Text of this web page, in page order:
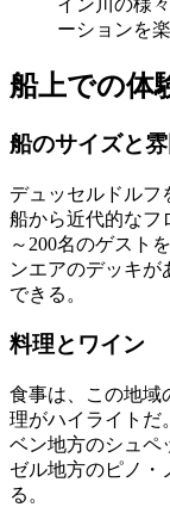
イン川の様
ーションを楽
船上での体
船のサイズと
デュッセルドルフ
船から近代的なフ
～200名のゲスト
ンエアのデッキが
できる。
料理とワイン
食事は、この地域
理がハイライトだ
ベン地方のシュペ
ゼル地方のピノ・
る。